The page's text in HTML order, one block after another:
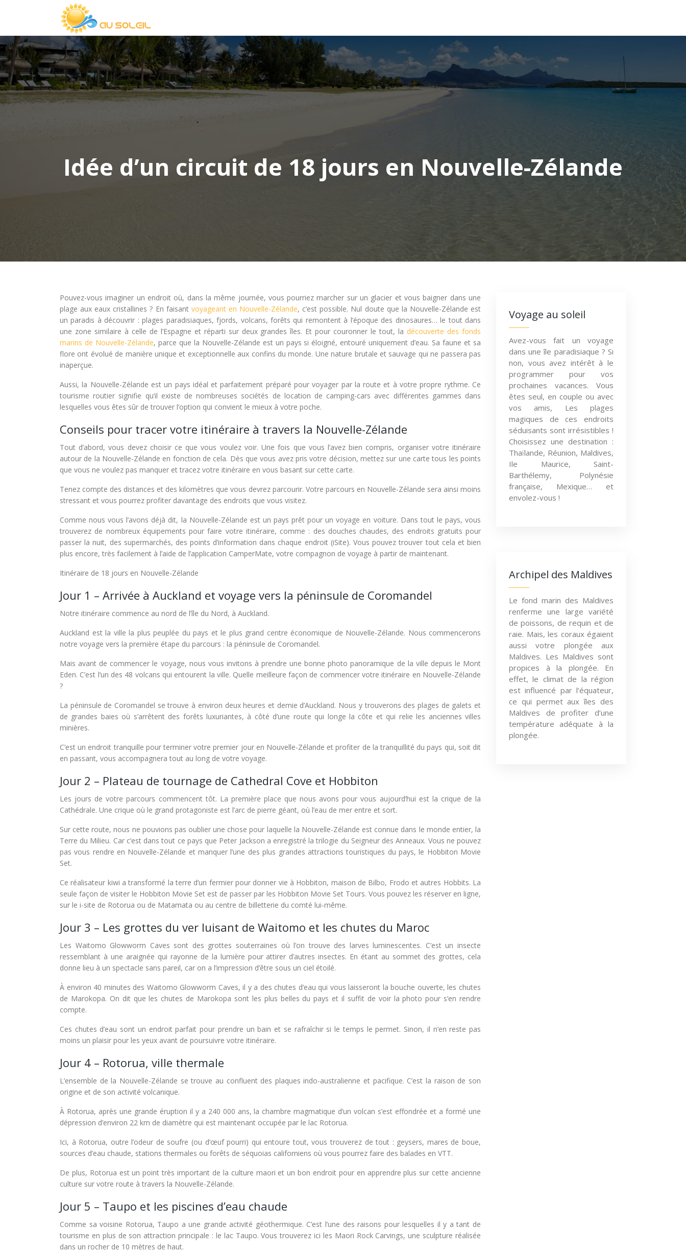
Idée d’un circuit de 18 jours en Nouvelle-Zélande
Pouvez-vous imaginer un endroit où, dans la même journée, vous pourriez marcher sur un glacier et vous baigner dans une
plage aux eaux cristallines ? En faisant voyageant en Nouvelle-Zélande, c’est possible. Nul doute que la Nouvelle-Zélande est
un paradis à découvrir : plages paradisiaques, fjords, volcans, forêts qui remontent à l’époque des dinosaures… le tout dans
une zone similaire à celle de l’Espagne et réparti sur deux grandes îles. Et pour couronner le tout, ladécouverte des fonds
marins de Nouvelle-Zélande, parce que la Nouvelle-Zélande est un pays si éloigné, entouré uniquement d’eau. Sa faune et sa
flore ont évolué de manière unique et exceptionnelle aux confins du monde. Une nature brutale et sauvage qui ne passera pas
inaperçue.
Aussi, la Nouvelle-Zélande est un pays idéal et parfaitement préparé pour voyager par la route et à votre propre rythme. Ce
tourisme routier signifie qu’il existe de nombreuses sociétés de location de camping-cars avec différentes gammes dans
lesquelles vous êtes sûr de trouver l’option qui convient le mieux à votre poche.
Conseils pour tracer votre itinéraire à travers la Nouvelle-Zélande
Tout d’abord, vous devez choisir ce que vous voulez voir. Une fois que vous l’avez bien compris, organiser votre itinéraire
autour de la Nouvelle-Zélande en fonction de cela. Dès que vous avez pris votre décision, mettez sur une carte tous les points
que vous ne voulez pas manquer et tracez votre itinéraire en vous basant sur cette carte.
Tenez compte des distances et des kilomètres que vous devrez parcourir. Votre parcours en Nouvelle-Zélande sera ainsi moins
stressant et vous pourrez profiter davantage des endroits que vous visitez.
Comme nous vous l’avons déjà dit, la Nouvelle-Zélande est un pays prêt pour un voyage en voiture. Dans tout le pays, vous
trouverez de nombreux équipements pour faire votre itinéraire, comme : des douches chaudes, des endroits gratuits pour
passer la nuit, des supermarchés, des points d’information dans chaque endroit (iSite). Vous pouvez trouver tout cela et bien
plus encore, très facilement à l’aide de l’application CamperMate, votre compagnon de voyage à partir de maintenant.
Itinéraire de 18 jours en Nouvelle-Zélande
Jour 1 – Arrivée à Auckland et voyage vers la péninsule de Coromandel
Notre itinéraire commence au nord de l’île du Nord, à Auckland.
Auckland est la ville la plus peuplée du pays et le plus grand centre économique de Nouvelle-Zélande. Nous commencerons
notre voyage vers la première étape du parcours : la péninsule de Coromandel.
Mais avant de commencer le voyage, nous vous invitons à prendre une bonne photo panoramique de la ville depuis le Mont
Eden. C’est l’un des 48 volcans qui entourent la ville. Quelle meilleure façon de commencer votre itinéraire en Nouvelle-Zélande
?
La péninsule de Coromandel se trouve à environ deux heures et demie d’Auckland. Nous y trouverons des plages de galets et
de grandes baies où s’arrêtent des forêts luxuriantes, à côté d’une route qui longe la côte et qui relie les anciennes villes
minières.
C’est un endroit tranquille pour terminer votre premier jour en Nouvelle-Zélande et profiter de la tranquillité du pays qui, soit dit
en passant, vous accompagnera tout au long de votre voyage.
Jour 2 – Plateau de tournage de Cathedral Cove et Hobbiton
Les jours de votre parcours commencent tôt. La première place que nous avons pour vous aujourd’hui est la crique de la
Cathédrale. Une crique où le grand protagoniste est l’arc de pierre géant, où l’eau de mer entre et sort.
Sur cette route, nous ne pouvions pas oublier une chose pour laquelle la Nouvelle-Zélande est connue dans le monde entier, la
Terre du Milieu. Car c’est dans tout ce pays que Peter Jackson a enregistré la trilogie du Seigneur des Anneaux. Vous ne pouvez
pas vous rendre en Nouvelle-Zélande et manquer l’une des plus grandes attractions touristiques du pays, le Hobbiton Movie
Set.
Ce réalisateur kiwi a transformé la terre d’un fermier pour donner vie à Hobbiton, maison de Bilbo, Frodo et autres Hobbits. La
seule façon de visiter le Hobbiton Movie Set est de passer par les Hobbiton Movie Set Tours. Vous pouvez les réserver en ligne,
sur le i-site de Rotorua ou de Matamata ou au centre de billetterie du comté lui-même.
Jour 3 – Les grottes du ver luisant de Waitomo et les chutes du Maroc
Les Waitomo Glowworm Caves sont des grottes souterraines où l’on trouve des larves luminescentes. C’est un insecte
ressemblant à une araignée qui rayonne de la lumière pour attirer d’autres insectes. En étant au sommet des grottes, cela
donne lieu à un spectacle sans pareil, car on a l’impression d’être sous un ciel étoilé.
À environ 40 minutes des Waitomo Glowworm Caves, il y a des chutes d’eau qui vous laisseront la bouche ouverte, les chutes
de Marokopa. On dit que les chutes de Marokopa sont les plus belles du pays et il suffit de voir la photo pour s’en rendre
compte.
Ces chutes d’eau sont un endroit parfait pour prendre un bain et se rafraîchir si le temps le permet. Sinon, il n’en reste pas
moins un plaisir pour les yeux avant de poursuivre votre itinéraire.
Jour 4 – Rotorua, ville thermale
L’ensemble de la Nouvelle-Zélande se trouve au confluent des plaques indo-australienne et pacifique. C’est la raison de son
origine et de son activité volcanique.
À Rotorua, après une grande éruption il y a 240 000 ans, la chambre magmatique d’un volcan s’est effondrée et a formé une
dépression d’environ 22 km de diamètre qui est maintenant occupée par le lac Rotorua.
Ici, à Rotorua, outre l’odeur de soufre (ou d’œuf pourri) qui entoure tout, vous trouverez de tout : geysers, mares de boue,
sources d’eau chaude, stations thermales ou forêts de séquoias californiens où vous pourrez faire des balades en VTT.
De plus, Rotorua est un point très important de la culture maori et un bon endroit pour en apprendre plus sur cette ancienne
culture sur votre route à travers la Nouvelle-Zélande.
Jour 5 – Taupo et les piscines d’eau chaude
Comme sa voisine Rotorua, Taupo a une grande activité géothermique. C’est l’une des raisons pour lesquelles il y a tant de
tourisme en plus de son attraction principale : le lac Taupo. Vous trouverez ici les Maori Rock Carvings, une sculpture réalisée
dans un rocher de 10 mètres de haut.
Voyage au soleil
Avez-vous fait un voyage
dans une île paradisiaque ? Si
non, vous avez intérêt à le
programmer pour vos
prochaines vacances. Vous
êtes seul, en couple ou avec
vos amis, Les plages
magiques de ces endroits
séduisants sont irrésistibles !
Choisissez une destination :
Thaïlande, Réunion, Maldives,
Ile Maurice, Saint-
Barthélemy, Polynésie
française, Mexique… et
envolez-vous !
Archipel des Maldives
Le fond marin des Maldives
renferme une large variété
de poissons, de requin et de
raie. Mais, les coraux égaient
aussi votre plongée aux
Maldives. Les Maldives sont
propices à la plongée. En
effet, le climat de la région
est influencé par l’équateur,
ce qui permet aux îles des
Maldives de profiter d’une
température adéquate à la
plongée.